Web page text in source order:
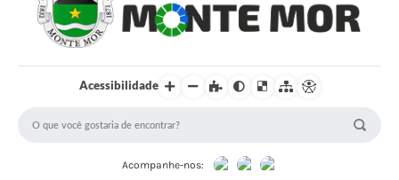
Acessibilidade
Acompanhe-nos:
B